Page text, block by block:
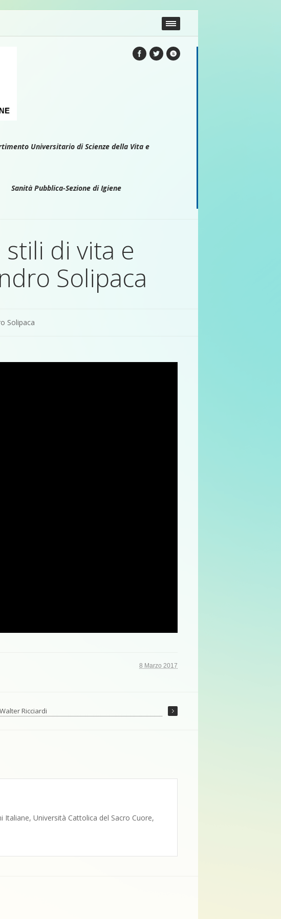
Universitario di Scienze della Vita e
Sanità Pubblica-Sezione di Igiene
di vita e
Solipaca
Solipaca
8 Marzo 2017
Ricciardi
Università Cattolica del Sacro Cuore,